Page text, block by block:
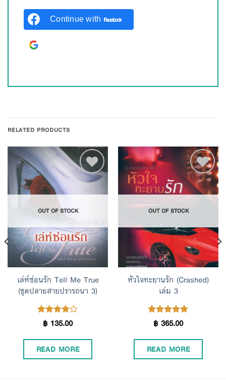
Continue with Facebook
RELATED PRODUCTS
OUT OF STOCK
เล่ห์ซ่อนรัก Tell Me True
(ชุดปลายสายปรารถนา 3)
Rated4.00
฿135.00
READ MORE
OUT OF STOCK
หัวใจทะยานรัก (Crashed)
เล่ม 3
Rated5.00
฿365.00
READ MORE